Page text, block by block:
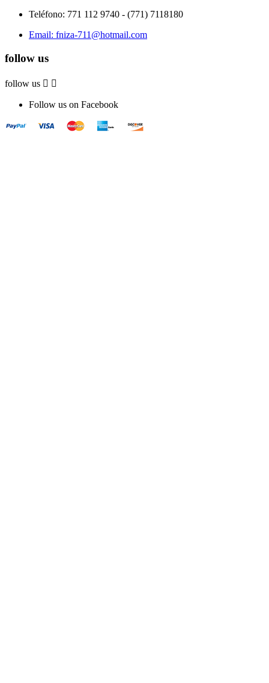
Teléfono: 771 112 9740 - (771) 7118180
Email: fniza-711@hotmail.com
follow us
follow us  
Follow us on Facebook